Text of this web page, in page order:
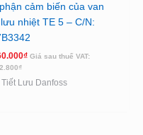
cảm biến của van
nhiệt TE 5 – C/N:
₫ Giá sau thuế VAT:
₫
Tiết Lưu Danfoss